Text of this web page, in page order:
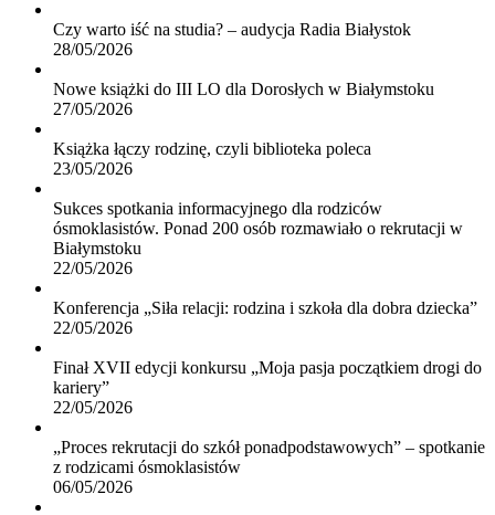
Czy warto iść na studia? – audycja Radia Białystok
28/05/2026
Nowe książki do III LO dla Dorosłych w Białymstoku
27/05/2026
Książka łączy rodzinę, czyli biblioteka poleca
23/05/2026
Sukces spotkania informacyjnego dla rodziców
ósmoklasistów. Ponad 200 osób rozmawiało o rekrutacji w
Białymstoku
22/05/2026
Konferencja „Siła relacji: rodzina i szkoła dla dobra dziecka”
22/05/2026
Finał XVII edycji konkursu „Moja pasja początkiem drogi do
kariery”
22/05/2026
„Proces rekrutacji do szkół ponadpodstawowych” – spotkanie
z rodzicami ósmoklasistów
06/05/2026